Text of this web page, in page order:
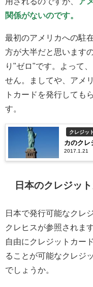
関係がないのです。
最初のアメリカへの駐
方が大半だと思います
り"ゼロ"です。よって
せん。ましてや、アメ
トカードを発行しても
す。
クレジッ
カのクレ
2017.1.21
日本のクレジッ
日本で発行可能なクレ
クレヒスが参照されま
自由にクレジットカー
ることが可能なクレジ
でしょうか。